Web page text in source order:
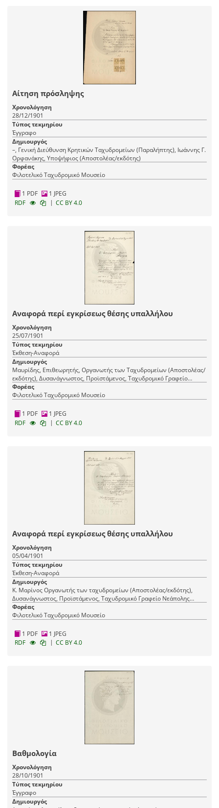
Αίτηση πρόσληψης
Χρονολόγηση
28/12/1901
Τύπος τεκμηρίου
Έγγραφο
Δημιουργός
–, Γενική Διεύθυνση Κρητικών Tαχυδρομείων (Παραλήπτης), Ιωάννης Γ.
Ορφανάκης, Υποψήφιος (Αποστολέας/εκδότης)
Φορέας
Φιλοτελικό Ταχυδρομικό Μουσείο
1 PDF
1 JPEG
RDF
| CC BY 4.0
Αναφορά περί εγκρίσεως θέσης υπαλλήλου
Χρονολόγηση
25/07/1901
Τύπος τεκμηρίου
Έκθεση-Αναφορά
Δημιουργός
Μαυρίδης, Επιθεωρητής, Οργανωτής των Ταχυδρομείων (Αποστολέας/
εκδότης), Δυσανάγνωστος, Προϊστάμενος, Ταχυδρομικό Γραφείο
Νεάπολης (Παραλήπτης)
Φορέας
Φιλοτελικό Ταχυδρομικό Μουσείο
1 PDF
1 JPEG
RDF
| CC BY 4.0
Αναφορά περί εγκρίσεως θέσης υπαλλήλου
Χρονολόγηση
05/04/1901
Τύπος τεκμηρίου
Έκθεση-Αναφορά
Δημιουργός
Κ. Μαρίνος Οργανωτής των ταχυδρομείων (Αποστολέας/εκδότης),
Δυσανάγνωστος, Προϊστάμενος, Ταχυδρομικό Γραφείο Νεάπολης
(Παραλήπτης)
Φορέας
Φιλοτελικό Ταχυδρομικό Μουσείο
1 PDF
1 JPEG
RDF
| CC BY 4.0
Βαθμολογία
Χρονολόγηση
28/10/1901
Τύπος τεκμηρίου
Έγγραφο
Δημιουργός